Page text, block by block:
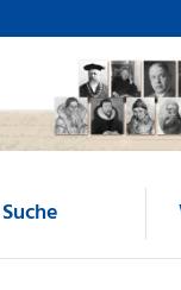
Suche